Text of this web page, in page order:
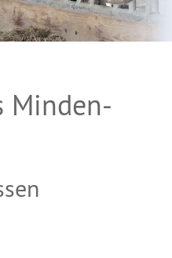
Minden-